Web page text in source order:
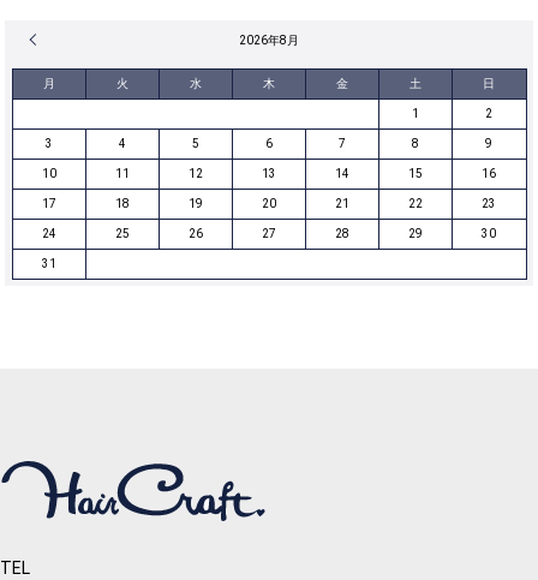
2026年8月
月 火 水 木 金 土 日
1 2
3 4 5 6 7 8 9
10 11 12 13 14 15 16
17 18 19 20 21 22 23
24 25 26 27 28 29 30
31
TEL